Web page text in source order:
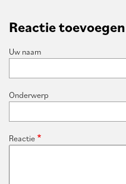
Reactie toevoegen
Uw naam
Onderwerp
Reactie